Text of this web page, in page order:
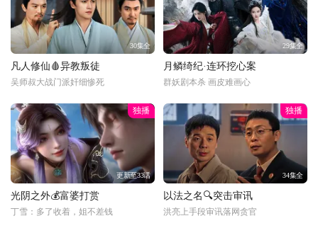
30集全
凡人修仙🩸异教叛徒
吴师叔大战门派奸细惨死
29集全
月鳞绮纪·连环挖心案
群妖剧本杀 画皮难画心
独播
更新至33话
光阴之外💰富婆打赏
丁雪：多了收着，姐不差钱
独播
34集全
以法之名🔍突击审讯
洪亮上手段审讯落网贪官